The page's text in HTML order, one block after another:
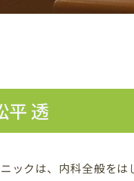
透
ックは、内科全般を